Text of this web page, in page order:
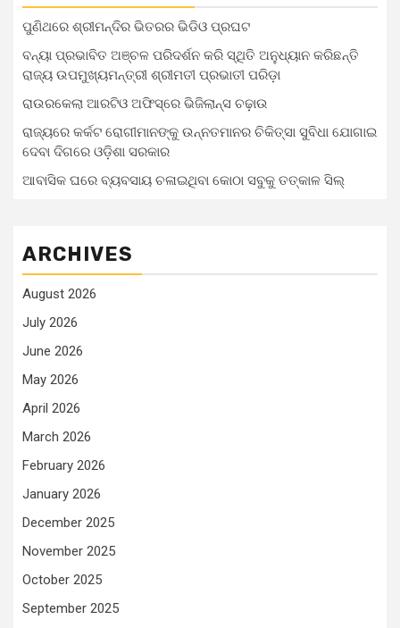
ପୁଣିଥରେ ଶ୍ରୀମନ୍ଦିର ଭିତରର ଭିଡିଓ ପ୍ରଘଟ
ବନ୍ୟା ପ୍ରଭାବିତ ଅଞ୍ଚଳ ପରିଦର୍ଶନ କରି ସ୍ଥିତି ଅନୁଧ୍ୟାନ କରିଛନ୍ତି
ରାଜ୍ୟ ଉପମୁଖ୍ୟମନ୍ତ୍ରୀ ଶ୍ରୀମତୀ ପ୍ରଭାତୀ ପରିଡ଼ା
ରାଉରକେଲା ଆରଟିଓ ଅଫିସ୍‌ରେ ଭିଜିଲାନ୍ସ ଚଢ଼ାଉ
ରାଜ୍ୟରେ କର୍କଟ ରୋଗୀମାନଙ୍କୁ ଉନ୍ନତମାନର ଚିକିତ୍ସା ସୁବିଧା ଯୋଗାଇ
ଦେବା ଦିଗରେ ଓଡ଼ିଶା ସରକାର
ଆବାସିକ ଘରେ ବ୍ୟବସାୟ ଚଳାଇଥିବା କୋଠା ସବୁକୁ ତତ୍କାଳ ସିଲ୍‌
ARCHIVES
August 2026
July 2026
June 2026
May 2026
April 2026
March 2026
February 2026
January 2026
December 2025
November 2025
October 2025
September 2025